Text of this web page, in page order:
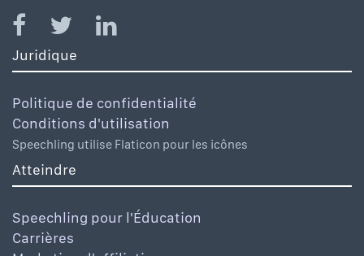
Juridique
Politique de confidentialité
Conditions d'utilisation
Speechling utilise Flaticon pour les icônes
Atteindre
Speechling pour l'Éducation
Carrières